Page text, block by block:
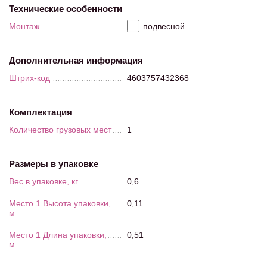
Технические особенности
Монтаж подвесной
Дополнительная информация
Штрих-код 4603757432368
Комплектация
Количество грузовых мест 1
Размеры в упаковке
Вес в упаковке, кг 0,6
Место 1 Высота упаковки,
м
0,11
Место 1 Длина упаковки,
м
0,51